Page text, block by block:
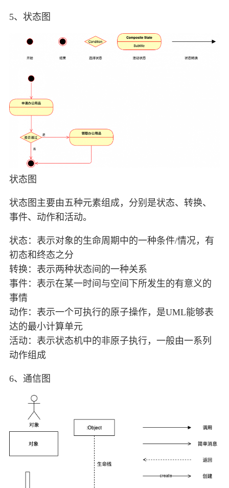
5、状态图
状态图
状态图主要由五种元素组成，分别是状态、转换、
事件、动作和活动。
状态：表示对象的生命周期中的一种条件/情况，有
初态和终态之分
转换：表示两种状态间的一种关系
事件：表示在某一时间与空间下所发生的有意义的
事情
动作：表示一个可执行的原子操作，是UML能够表
达的最小计算单元
活动：表示状态机中的非原子执行，一般由一系列
动作组成
6、通信图